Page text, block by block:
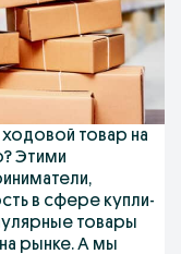
товар на
Этими
в сфере купли-
товары
рынке. А мы